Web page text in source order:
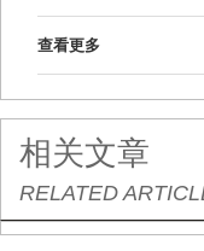
查看更多
相关文章
RELATED